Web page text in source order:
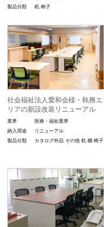
製品分類
机 椅子
社会福祉法人愛和会様・執務エ
リアの新設改装リニューアル
業界
医療・福祉業界
納入用途
リニューアル
製品分類
カタログ外品 その他 机 棚 椅子